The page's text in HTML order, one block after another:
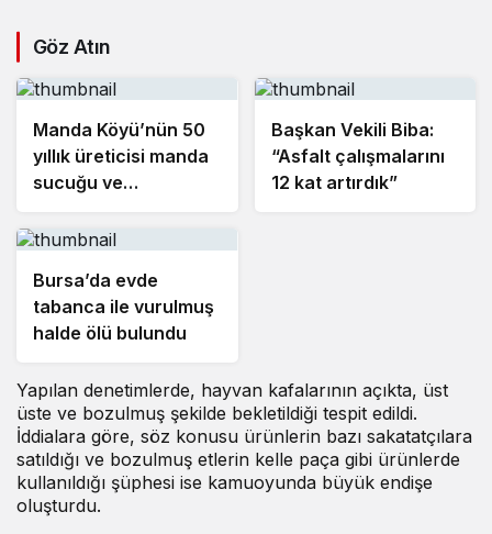
Göz Atın
Manda Köyü’nün 50
yıllık üreticisi manda
sucuğu ve
oluşturdu
Başkan Vekili Biba:
“Asfalt çalışmalarını
12 kat artırdık”
Bursa’da evde
tabanca ile vurulmuş
halde ölü bulundu
Yapılan denetimlerde, hayvan kafalarının açıkta, üst
üste ve bozulmuş şekilde bekletildiği tespit edildi.
İddialara göre, söz konusu ürünlerin bazı sakatatçılara
satıldığı ve bozulmuş etlerin kelle paça gibi ürünlerde
kullanıldığı şüphesi ise kamuoyunda büyük endişe
oluşturdu.